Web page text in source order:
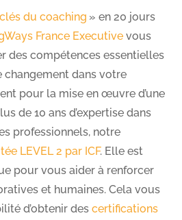
du coaching » en 20 jours
France Executivevous
des compétences essentielles
dans votre
pour la mise en œuvre d’une
de 10 ans d’expertise dans
professionnels, notre
LEVEL 2 par ICF. Elle est
pour vous aider à renforcer
et humaines. Cela vous
d’obtenir descertifications